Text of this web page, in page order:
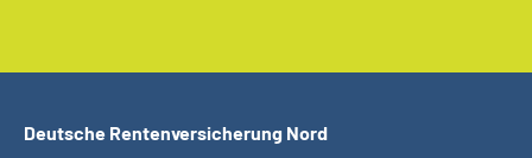
Deutsche Rentenversicherung Nord